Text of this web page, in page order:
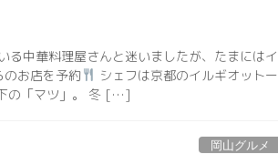
る中華料理屋さんと迷いましたが、たまにはイ
のお店を予約
シェフは京都のイルギオットー
の「マツ」。 冬 […]
岡山グルメ